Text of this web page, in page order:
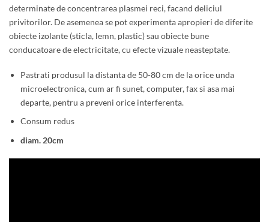
determinate de concentrarea plasmei reci, facand deliciul
privitorilor. De asemenea se pot experimenta apropieri de diferite
obiecte izolante (sticla, lemn, plastic) sau obiecte bune
conducatoare de electricitate, cu efecte vizuale neasteptate.
Pastrati produsul la distanta de 50-80 cm de la orice unda
microelectronica, cum ar fi sunet, computer, fax si asa mai
departe, pentru a preveni orice interferenta.
Consum redus
diam. 20cm